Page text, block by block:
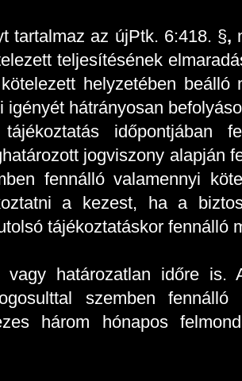
tartalmaz az újPtk. 6:418. §,
teljesítésének
helyzetében
hátrányosan
tájékoztatás
jogviszony alapján
fennálló valamennyi
a kezest, ha a
tájékoztatáskor fennálló
vagy határozatlan időre
szemben
három hónapos